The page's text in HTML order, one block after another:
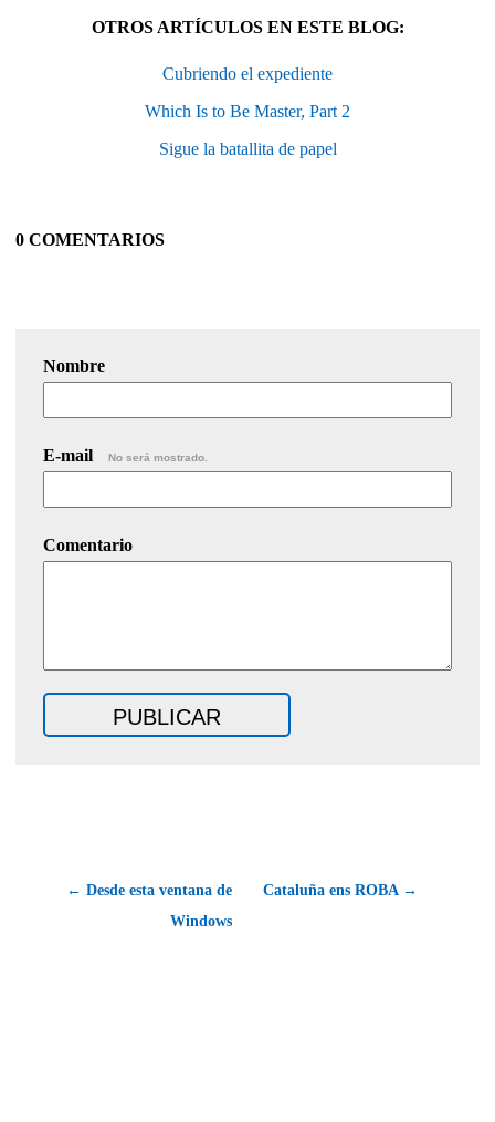
OTROS ARTÍCULOS EN ESTE BLOG:
Cubriendo el expediente
Which Is to Be Master, Part 2
Sigue la batallita de papel
0 COMENTARIOS
Nombre
E-mail No será mostrado.
Comentario
← Desde esta ventana de
Windows
Cataluña ens ROBA →